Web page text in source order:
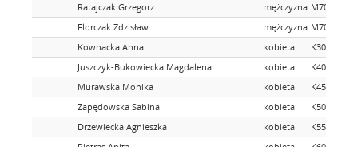
Ratajczak Grzegorz
mężczyzna M70
Florczak Zdzisław
mężczyzna M70
Kownacka Anna
kobieta
K30
Juszczyk-Bukowiecka Magdalena
kobieta
K40
Murawska Monika
kobieta
K45
Zapędowska Sabina
kobieta
K50
Drzewiecka Agnieszka
kobieta
K55